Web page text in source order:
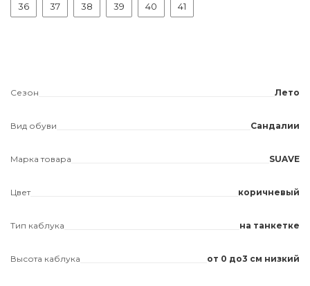
36 37 38 39 40 41
Сезон Лето
Вид обуви Сандалии
Марка товара SUAVE
Цвет коричневый
Тип каблука на танкетке
Высота каблука от 0 до3 см низкий